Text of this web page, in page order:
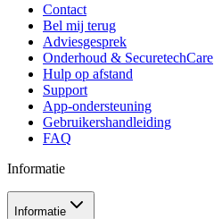
Contact
Bel mij terug
Adviesgesprek
Onderhoud & SecuretechCare
Hulp op afstand
Support
App-ondersteuning
Gebruikershandleiding
FAQ
Informatie
Informatie